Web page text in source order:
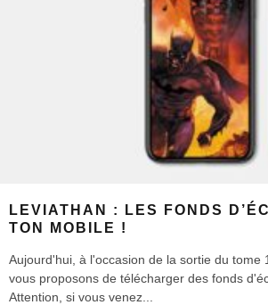
LEVIATHAN : LES FONDS
TON MOBILE !
Aujourd'hui, à l'occasion de la sortie du tome
vous proposons de télécharger des fonds
Attention, si vous venez